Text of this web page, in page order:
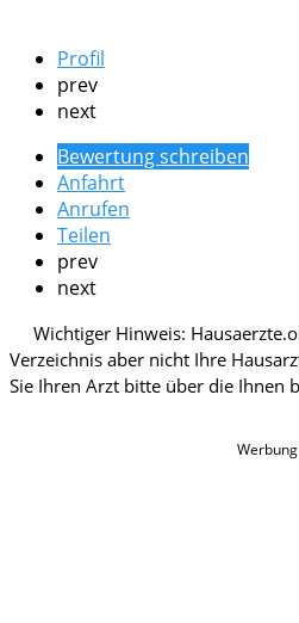
Profil
prev
next
Bewertung schreiben
Anfahrt
Anrufen
Teilen
prev
next
Werbung